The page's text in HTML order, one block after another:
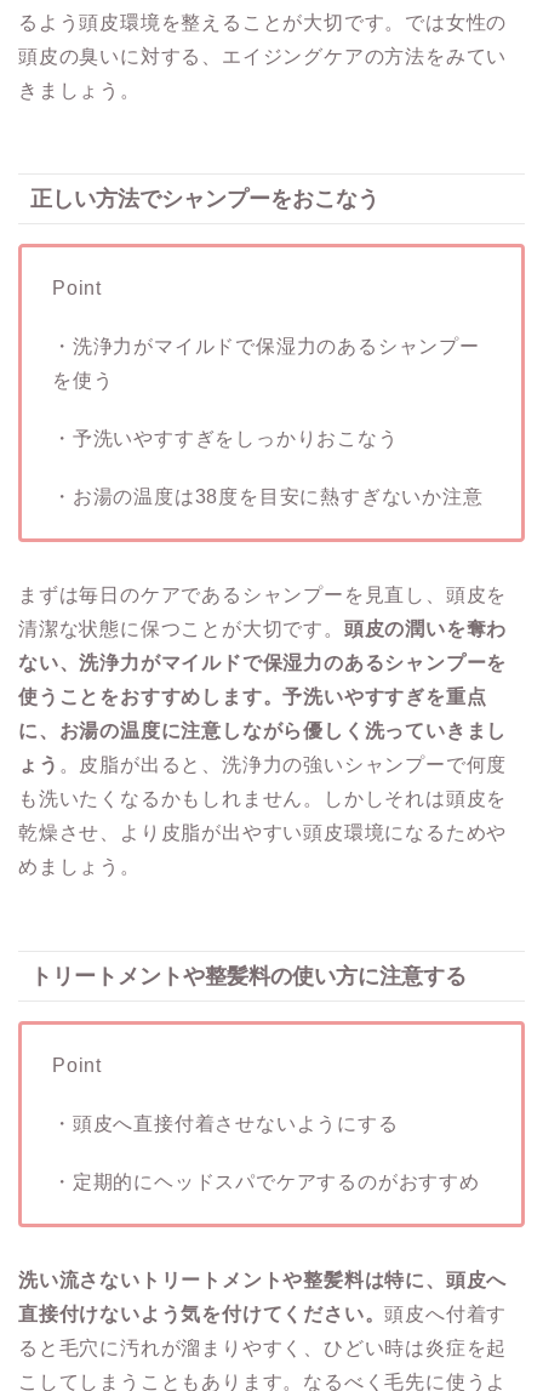
るよう頭皮環境を整えることが大切です。では女性の
頭皮の臭いに対する、エイジングケアの方法をみてい
きましょう。
正しい方法でシャンプーをおこなう
Point
・洗浄力がマイルドで保湿力のあるシャンプー
を使う
・予洗いやすすぎをしっかりおこなう
・お湯の温度は38度を目安に熱すぎないか注意
まずは毎日のケアであるシャンプーを見直し、頭皮を
清潔な状態に保つことが大切です。 頭皮の潤いを奪わ
ない、洗浄力がマイルドで保湿力のあるシャンプーを
使うことをおすすめします。予洗いやすすぎを重点
に、お湯の温度に注意しながら優しく洗っていきまし
ょう 。皮脂が出ると、洗浄力の強いシャンプーで何度
も洗いたくなるかもしれません。しかしそれは頭皮を
乾燥させ、より皮脂が出やすい頭皮環境になるためや
めましょう。
トリートメントや整髪料の使い方に注意する
Point
・頭皮へ直接付着させないようにする
・定期的にヘッドスパでケアするのがおすすめ
洗い流さないトリートメントや整髪料は特に、頭皮へ
直接付けないよう気を付けてください。頭皮へ付着す
ると毛穴に汚れが溜まりやすく、ひどい時は炎症を起
こしてしまうこともあります。なるべく毛先に使うよ